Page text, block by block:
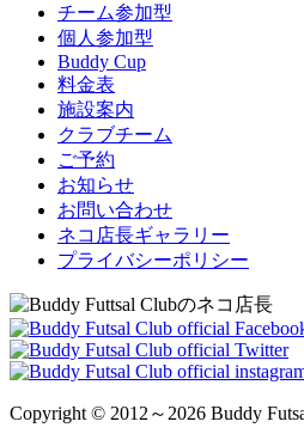
チーム参加型
個人参加型
Buddy Cup
料金表
施設案内
クラブチーム
ご予約
お知らせ
お問い合わせ
ネコ店長ギャラリー
プライバシーポリシー
Copyright © 2012～2026 Buddy